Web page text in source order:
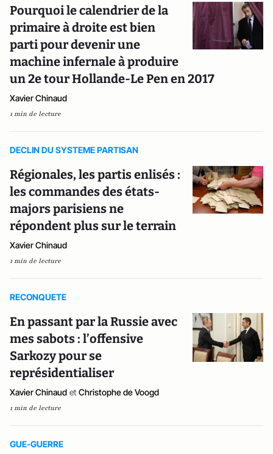
Pourquoi le calendrier de la
primaire à droite est bien
parti pour devenir une
machine infernale à produire
un 2e tour Hollande-Le Pen en 2017
Xavier Chinaud
1 min de lecture
DECLIN DU SYSTEME PARTISAN
Régionales, les partis enlisés :
les commandes des états-
majors parisiens ne
répondent plus sur le terrain
Xavier Chinaud
1 min de lecture
RECONQUETE
En passant par la Russie avec
mes sabots : l’offensive
Sarkozy pour se
représidentialiser
Xavier Chinaud et Christophe de Voogd
1 min de lecture
GUE-GUERRE